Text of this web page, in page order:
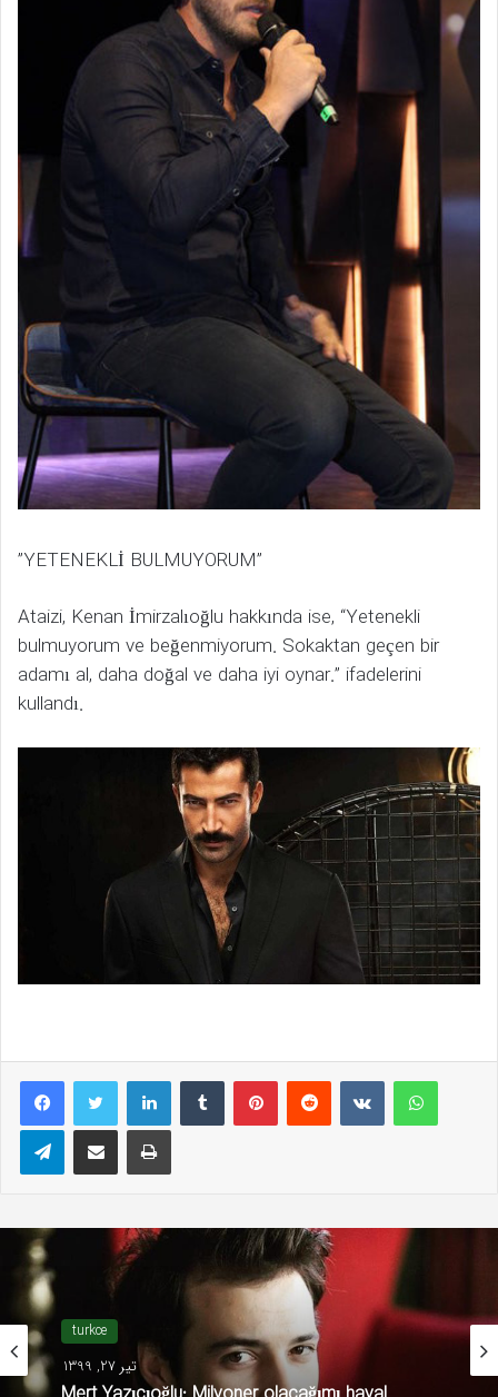
”YETENEKLİ BULMUYORUM”
Ataizi, Kenan İmirzalıoğlu hakkında ise, “Yetenekli
bulmuyorum ve beğenmiyorum. Sokaktan geçen bir
adamı al, daha doğal ve daha iyi oynar.” ifadelerini
kullandı.
LinkedInTumblr PinterestReddit VKontakte
TelegramE-Posta ile paylaş Yazdır
turkce
Türkiye ünlü haber
تیر 27, 1399